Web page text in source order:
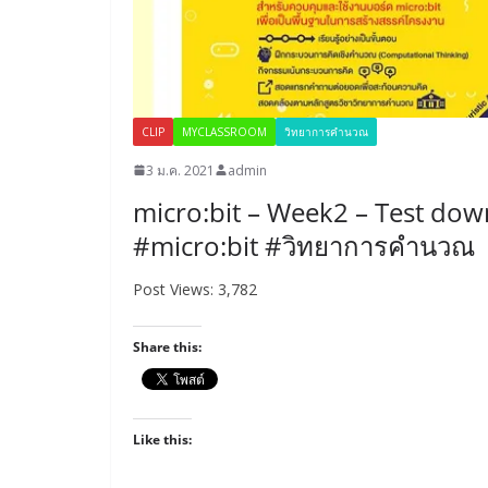
CLIP MYCLASSROOM วิทยาการคำนวณ
3 ม.ค. 2021 admin
micro:bit – Week2 – Test
#micro:bit #วิทยาการคำนวณ
Post Views: 3,782
Share this:
Like this: